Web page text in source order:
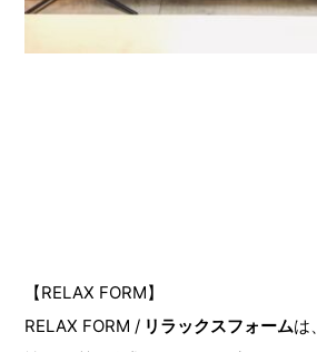
【RELAX FORM】
RELAX FORM / リラックスフォームは